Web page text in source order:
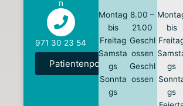
n
971 30 23 54
Patientenportal
Montag
bis
Freitag
Samsta
gs
Sonnta
gs
8.00 –
21.00
Geschl
ossen
Geschl
ossen
bis
gs
gs